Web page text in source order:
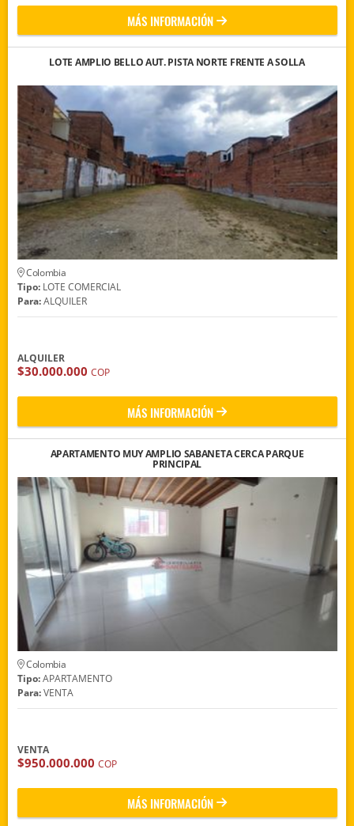
MÁS INFORMACIÓN
LOTE AMPLIO BELLO AUT. PISTA NORTE FRENTE A SOLLA
Colombia
Tipo:LOTE COMERCIAL
Para:ALQUILER
ALQUILER
$30.000.000 COP
MÁS INFORMACIÓN
APARTAMENTO MUY AMPLIO SABANETA CERCA PARQUE
PRINCIPAL
Colombia
Tipo:APARTAMENTO
Para:VENTA
VENTA
$950.000.000 COP
MÁS INFORMACIÓN